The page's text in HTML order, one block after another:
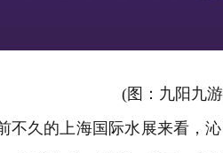
(图：九阳 九
久的上海国际水展来看，沁